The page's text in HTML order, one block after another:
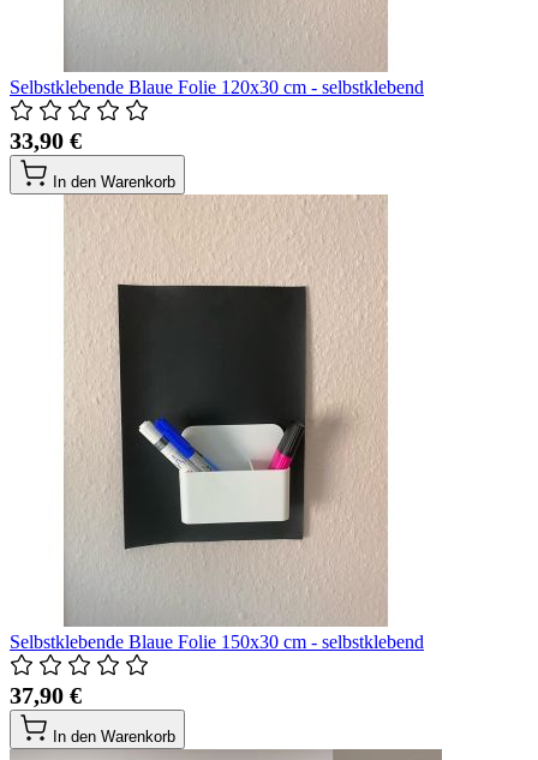
Selbstklebende Blaue Folie 120x30 cm - selbstklebend
33,90 €
In den Warenkorb
Selbstklebende Blaue Folie 150x30 cm - selbstklebend
37,90 €
In den Warenkorb